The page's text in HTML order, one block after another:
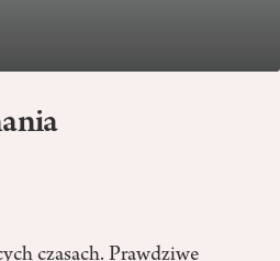
czasach. Prawdziwe